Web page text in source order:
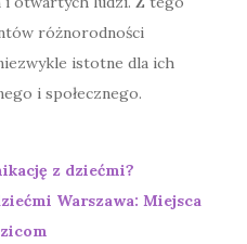
różnorodności
istotne dla ich
i społecznego.
z dziećmi?
Warszawa: Miejsca